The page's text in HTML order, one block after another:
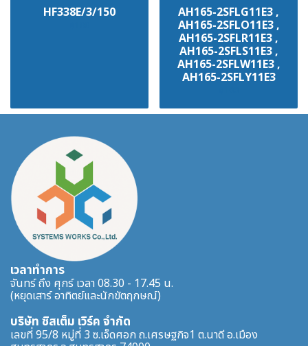
HF338E/3/150 AH165-2SFLG11E3 ,
AH165-2SFLO11E3 ,
AH165-2SFLR11E3 ,
AH165-2SFLS11E3 ,
AH165-2SFLW11E3 ,
AH165-2SFLY11E3
เวลาทำการ
จันทร์ ถึง ศุกร์ เวลา 08.30 - 17.45 น.
(หยุดเสาร์ อาทิตย์และนักขัตฤกษณ์)
บริษัท ซิสเต็ม เวิร์ค จำกัด
เลขที่ 95/8 หมู่ที่ 3 ซ.เจ็ดศอก ถ.เศรษฐกิจ1 ต.นาดี อ.เมือง